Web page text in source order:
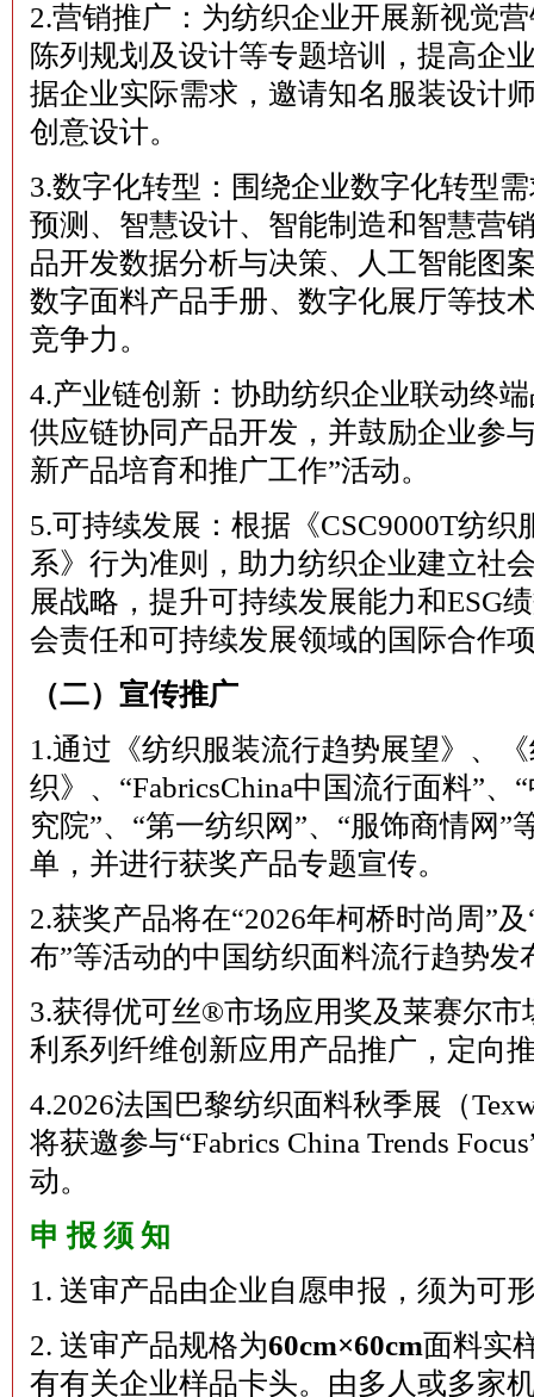
2.营销推广：为纺织企业开展新视觉
陈列规划及设计等专题培训，提高企
据企业实际需求，邀请知名服装设计
创意设计。
3.数字化转型：围绕企业数字化转型
预测、智慧设计、智能制造和智慧营
品开发数据分析与决策、人工智能图
数字面料产品手册、数字化展厅等技
竞争力。
4.产业链创新：协助纺织企业联动终
供应链协同产品开发，并鼓励企业参
新产品培育和推广工作”活动。
5.可持续发展：根据《CSC9000T纺
系》行为准则，助力纺织企业建立社
展战略，提升可持续发展能力和ESG
会责任和可持续发展领域的国际合作
（二）宣传推广
1.通过《纺织服装流行趋势展望》、
织》、“FabricsChina中国流行面料”
究院”、“第一纺织网”、“服饰商情网
单，并进行获奖产品专题宣传。
2.获奖产品将在“2026年柯桥时尚周”
布”等活动的中国纺织面料流行趋势
3.获得优可丝®市场应用奖及莱赛尔
利系列纤维创新应用产品推广，定向
4.2026法国巴黎纺织面料秋季展（
将获邀参与“Fabrics China Trends
动。
申 报 须 知
1. 送审产品由企业自愿申报，须为可
2. 送审产品规格为60cm×60cm面料实
有有关企业样品卡头。由多人或多家